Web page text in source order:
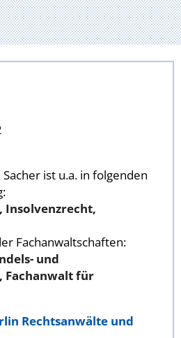
ist u.a. in folgenden
Insolvenzrecht,
Fachanwaltschaften:
und
Fachanwalt für
Rechtsanwälte und